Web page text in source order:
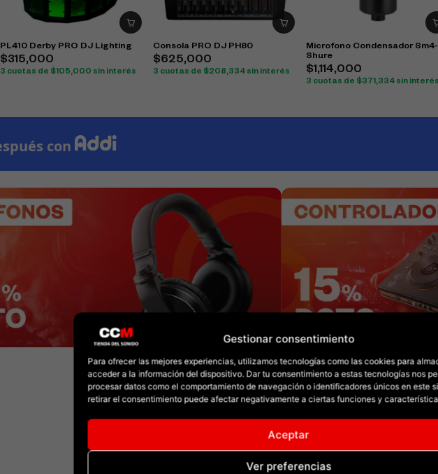
Gestionar consentimiento
Para ofrecer las mejores experiencias, utilizamos tecnologías como las cookies para
acceder a la información del dispositivo. Dar tu consentimiento a estas tecnologías nos
procesar datos como el comportamiento de navegación o identificadores únicos en este
retirar el consentimiento puede afectar negativamente a ciertas funciones y
Aceptar
Ver preferencias
PL410 Derby PRO DJ Lighting
$315,000
3 cuotas de $105,000 sin interés
Consola PRO DJ PH80
$625,000
3 cuotas de $208,334 sin interés
Microfono Condensador
Shure
$1,114,000
3 cuotas de $371,334 sin interés